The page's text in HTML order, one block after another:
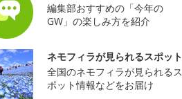
編集部おすすめの「今年の
GW」の楽しみ方を紹介
ネモフィラが見られるスポット
全国のネモフィラが見られるス
ポット情報などをお届け